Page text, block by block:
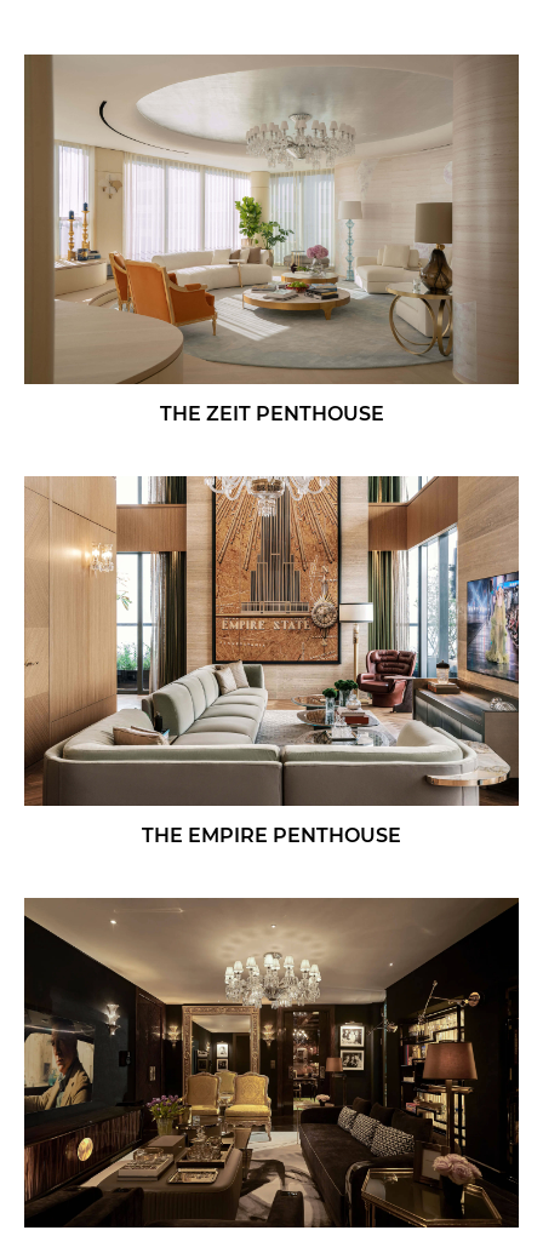
THE ZEIT PENTHOUSE
THE EMPIRE PENTHOUSE